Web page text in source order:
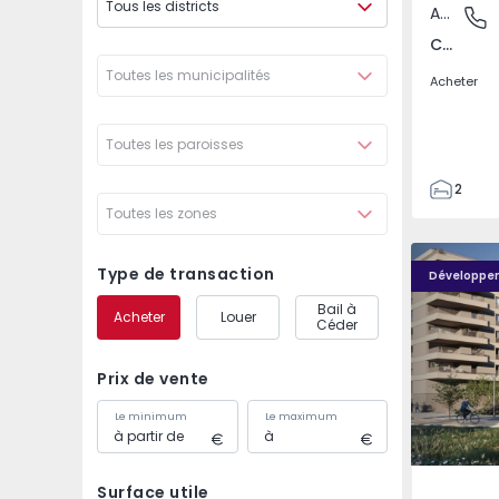
Tous les districts
Toutes les municipalités
Toutes les paroisses
Toutes les zones
Type de transaction
Acheter Louer
Bail à
Céder
Prix de vente
Le minimum Le maximum
Surface utile
Covilhã
Appartement
Covilhã e Canhoso, Castelo Branco
Acheter
2
85
85
0
4
PLENO